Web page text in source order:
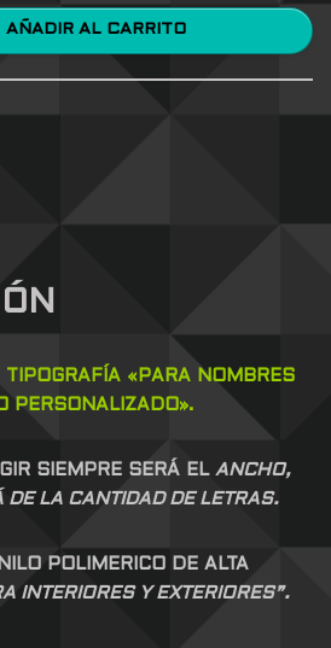
AÑADIR AL CARRITO
TIPOGRAFÍA «PARA NOMBRES
PERSONALIZADO».
SIEMPRE SERÁ EL ANCHO,
DE LA CANTIDAD DE LETRAS.
POLIMERICO DE ALTA
INTERIORES Y EXTERIORES”.